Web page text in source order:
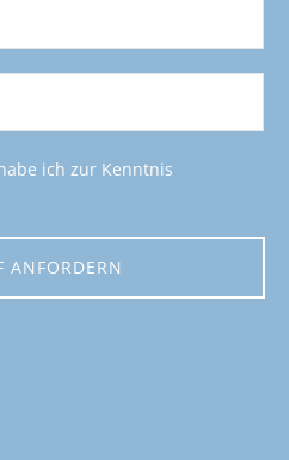
ich zur Kenntnis
ANFORDERN